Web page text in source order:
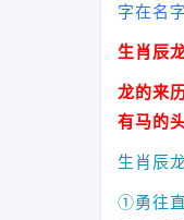
字在名
生肖辰
龙的来
有马的
生肖辰
①勇往直